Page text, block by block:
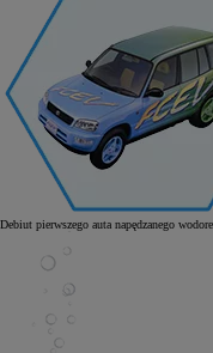
Debiut pierwszego auta napędzanego